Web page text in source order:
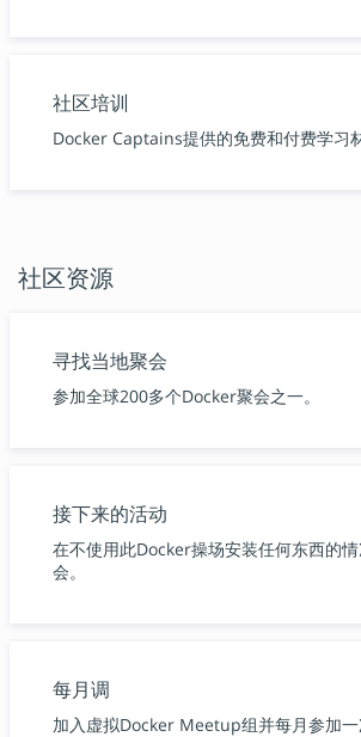
社区培训
Docker Captains提供的免费和付费学习材
社区资源
寻找当地聚会
参加全球200多个Docker聚会之一。
接下来的活动
在不使用此Docker操场安装任何东西的
会。
每月调
加入虚拟Docker Meetup组并每月参加一